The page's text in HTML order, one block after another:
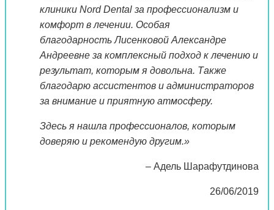
клиники Nord Dental за профессионализм и
комфорт в лечении. Особая
благодарность Лисенковой Александре
Андреевне за комплексный подход к лечению и
результат, которым я довольна. Также
благодарю ассистентов и администраторов
за внимание и приятную атмосферу.
Здесь я нашла профессионалов, которым
доверяю и рекомендую другим.»
– Адель Шарафутдинова
26/06/2019